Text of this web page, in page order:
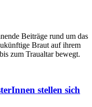
Beiträge rund um das
Braut auf ihrem
zum Traualtar bewegt.
stellen sich